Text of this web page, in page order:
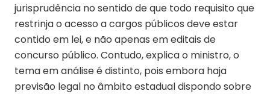
jurisprudência no sentido de que todo requisito que
restrinja o acesso a cargos públicos deve estar
contido em lei, e não apenas em editais de
concurso público. Contudo, explica o ministro, o
tema em análise é distinto, pois embora haja
previsão legal no âmbito estadual dispondo sobre